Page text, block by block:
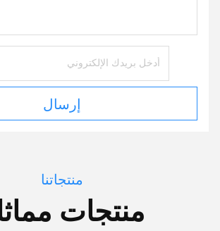
إرسال
منتجاتنا
منتجات